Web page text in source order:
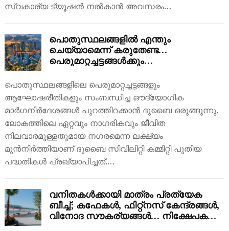
സ്വകാര്യ ട്യൂഷൻ നൽകാൻ അവസരം…
പൊതുസ്ഥലങ്ങളിൽ എന്തും
ചെയ്യാമെന്ന് കരുതേണ്ട…
പെരുമാറ്റച്ചട്ടങ്ങൾക്കും
ഗൈഡ്‌ലൈനുമായി ദുബൈ!
പൊതുസ്ഥലങ്ങളിലെ പെരുമാറ്റച്ചട്ടങ്ങളും
ആഘോഷരീതികളും സംബന്ധിച്ച ഔദ്യോഗിക
മാർഗനിർദേശങ്ങൾ പുറത്തിറക്കാൻ ദുബൈ ഒരുങ്ങുന്നു.
ലോകത്തിലെ ഏറ്റവും നാഗരികവും ജീവിത
നിലവാരമുള്ളതുമായ നഗരമെന്ന ലക്ഷ്യം
മുൻനിർത്തിയാണ് ദുബൈ സിവിലിറ്റി കമ്മിറ്റി പുതിയ
പദ്ധതികൾ പ്രഖ്യാപിച്ചത്.…
വനിതകൾക്കായി മാത്രം പ്രത്യേക
ബീച്ച്; കഫേകൾ, ഫിറ്റ്നസ് കേന്ദ്രങ്ങൾ,
വിനോദ സൗകര്യങ്ങൾ… നിക്ഷേപകരെ